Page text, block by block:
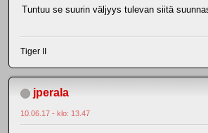
Tuntuu se suurin väljyys tulevan siitä
Tiger II
jperala
10.06.17 - klo: 13.47